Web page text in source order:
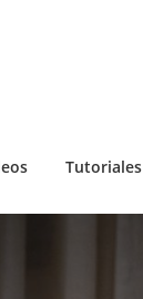
Tutoriales